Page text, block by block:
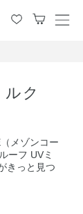
メ
ク
メゾンコー
ーフ UVミ
きっと見つ